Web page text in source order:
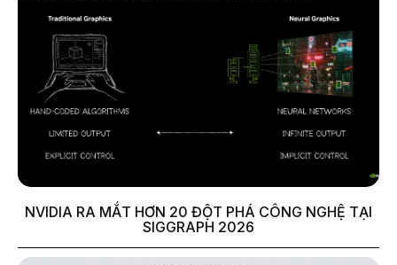
NVIDIA RA MẮT HƠN 20 ĐỘT PHÁ CÔNG NGHỆ TẠI
SIGGRAPH 2026